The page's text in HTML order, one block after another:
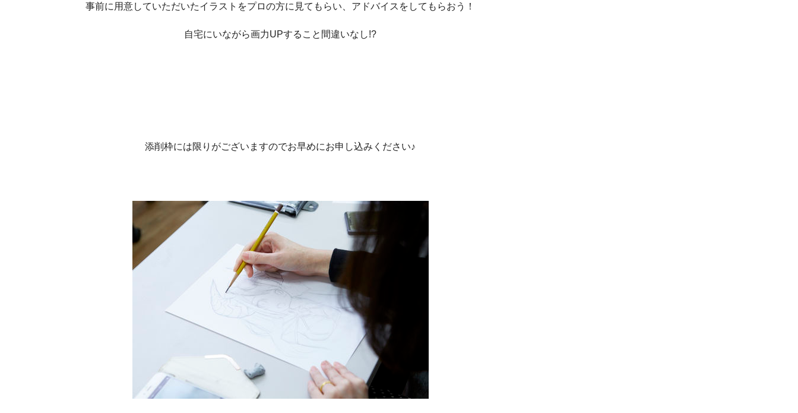
事前に用意していただいたイラストをプロの方に見てもらい、 アドバイスをしてもらおう！
自宅にいながら画力UPすること間違いなし!?
添削枠には限りがございますのでお早めにお申し込みください♪